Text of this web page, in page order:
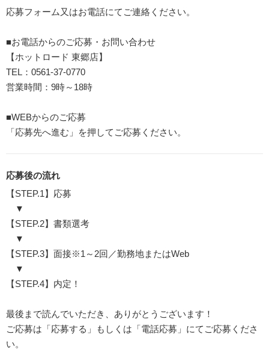
応募フォーム又はお電話にてご連絡ください。
■お電話からのご応募・お問い合わせ
【ホットロード 東郷店】
TEL：0561-37-0770
営業時間：9時～18時
■WEBからのご応募
「応募先へ進む」を押してご応募ください。
応募後の流れ
【STEP.1】応募
▼
【STEP.2】書類選考
▼
【STEP.3】面接※1～2回／勤務地またはWeb
▼
【STEP.4】内定！
最後まで読んでいただき、ありがとうございます！
ご応募は「応募する」もしくは「電話応募」にてご応募くださ
い。